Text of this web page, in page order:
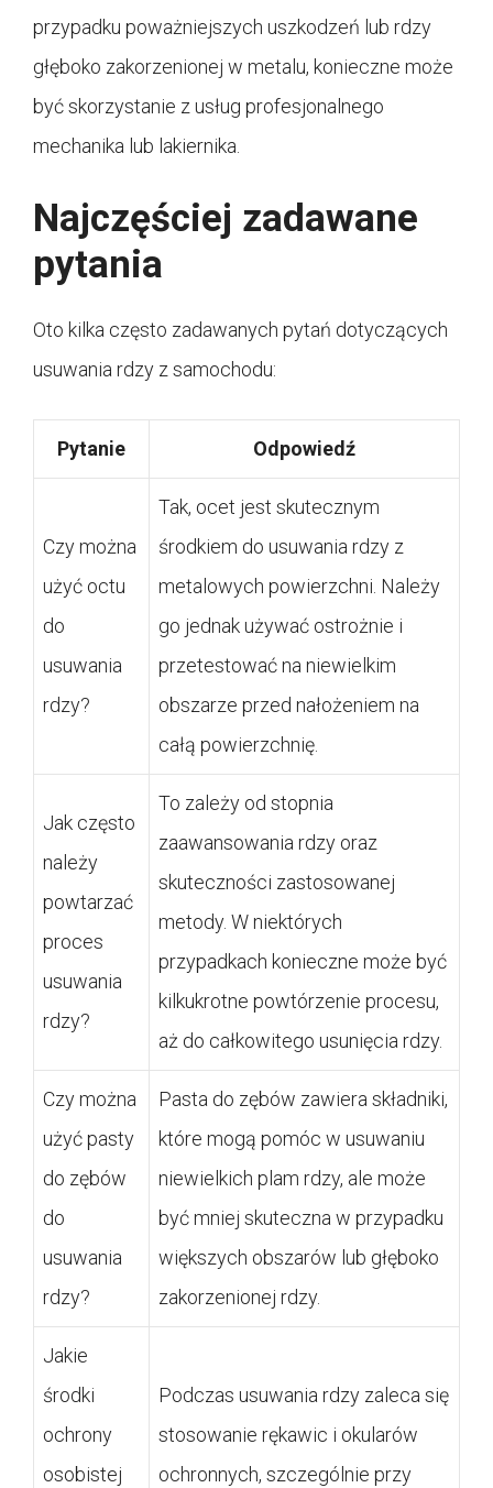
przypadku poważniejszych uszkodzeń lub rdzy
głęboko zakorzenionej w metalu, konieczne może
być skorzystanie z usług profesjonalnego
mechanika lub lakiernika.
Najczęściej zadawane
pytania
Oto kilka często zadawanych pytań dotyczących
usuwania rdzy z samochodu:
Pytanie Odpowiedź
Czy można
użyć octu
do
usuwania
rdzy?
Tak, ocet jest skutecznym
środkiem do usuwania rdzy z
metalowych powierzchni. Należy
go jednak używać ostrożnie i
przetestować na niewielkim
obszarze przed nałożeniem na
całą powierzchnię.
Jak często
należy
powtarzać
proces
usuwania
rdzy?
To zależy od stopnia
zaawansowania rdzy oraz
skuteczności zastosowanej
metody. W niektórych
przypadkach konieczne może być
kilkukrotne powtórzenie procesu,
aż do całkowitego usunięcia rdzy.
Czy można
użyć pasty
do zębów
do
usuwania
rdzy?
Pasta do zębów zawiera składniki,
które mogą pomóc w usuwaniu
niewielkich plam rdzy, ale może
być mniej skuteczna w przypadku
większych obszarów lub głęboko
zakorzenionej rdzy.
Jakie
środki
ochrony
osobistej
Podczas usuwania rdzy zaleca się
stosowanie rękawic i okularów
ochronnych, szczególnie przy